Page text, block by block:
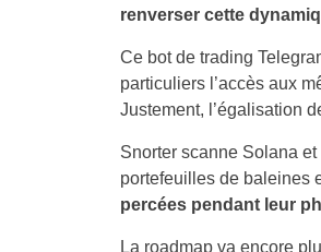
renverser cette
Ce bot de trading
particuliers l’accès aux
Justement, l’égalisation
Snorter scanne Solana
portefeuilles de baleines
percées pendant leur
La roadmap va encore